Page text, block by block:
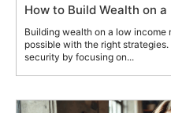
How to Build Wealth on
Building wealth on a low income
possible with the right
security by focusing on...